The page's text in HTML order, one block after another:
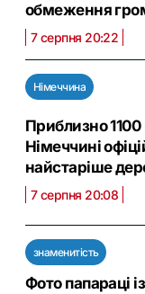
обмеження
7 серпня 20:22
Німеччина
Приблизно 1100
Німеччині
найстаріше
7 серпня 20:08
знаменитість
Фото папараці